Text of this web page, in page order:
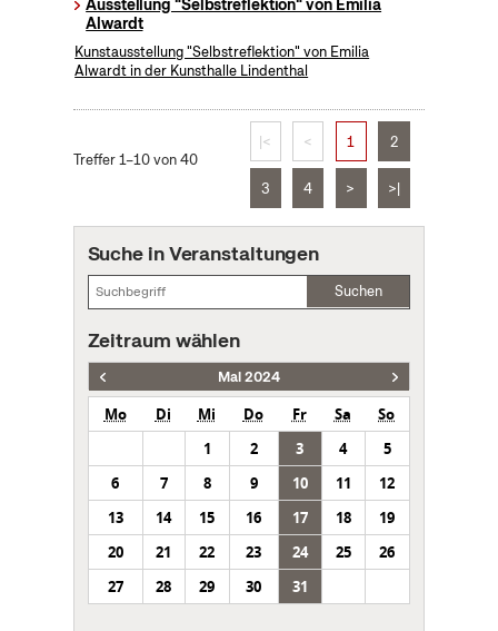
Ausstellung "Selbstreflektion" von Emilia
Alwardt
Kunstausstellung "Selbstreflektion" von Emilia
Alwardt in der Kunsthalle Lindenthal
Treffer 1–10 von 40
|< < 1 2
3 4 > >|
Suche in Veranstaltungen
Suchen
Zeitraum wählen
Mai 2024
Mo Di Mi Do Fr Sa
So
1
2 3 4
5
6
7 8 9 10 11
12
13
14 15 16 17 18
19
20
21 22 23 24 25
26
27
28 29 30 31